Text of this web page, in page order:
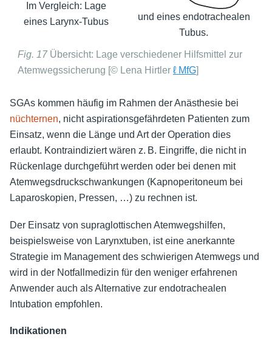
Im Vergleich: Lage
eines Larynx-Tubus
und eines endotrachealen
Tubus.
Fig. 17 Übersicht: Lage verschiedener Hilfsmittel zur
Atemwegssicherung [© Lena Hirtler ℓ MfG]
SGAs kommen häufig im Rahmen der Anästhesie bei
nüchternen, nicht aspirationsgefährdeten Patienten zum
Einsatz, wenn die Länge und Art der Operation dies
erlaubt. Kontraindiziert wären z. B. Eingriffe, die nicht in
Rückenlage durchgeführt werden oder bei denen mit
Atemwegsdruckschwankungen (Kapnoperitoneum bei
Laparoskopien, Pressen, …) zu rechnen ist.
Der Einsatz von supraglottischen Atemwegshilfen,
beispielsweise von Larynxtuben, ist eine anerkannte
Strategie im Management des schwierigen Atemwegs und
wird in der Notfallmedizin für den weniger erfahrenen
Anwender auch als Alternative zur endotrachealen
Intubation empfohlen.
Indikationen